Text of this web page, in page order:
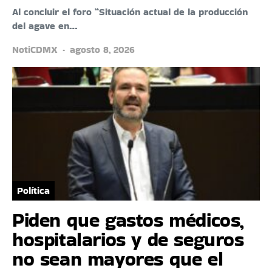
Al concluir el foro “Situación actual de la producción
del agave en…
NotiCDMX
agosto 8, 2026
Política
Piden que gastos médicos,
hospitalarios y de seguros
no sean mayores que el